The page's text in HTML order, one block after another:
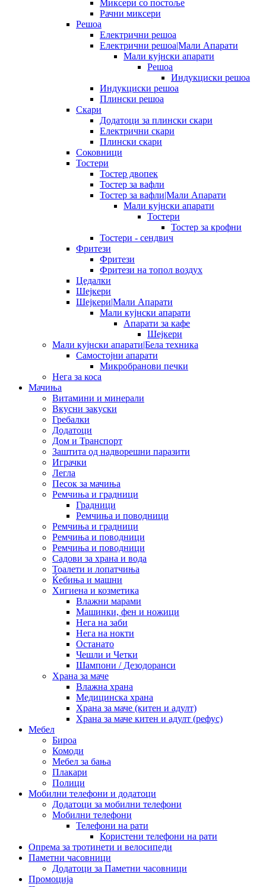
Миксери со постоље
Рачни миксери
Решоа
Електрични решоа
Електрични решоа|Мали Апарати
Мали кујнски апарати
Решоа
Индукциски решоа
Индукциски решоа
Плински решоа
Скари
Додатоци за плински скари
Електрични скари
Плински скари
Соковници
Тостери
Тостер двопек
Тостер за вафли
Тостер за вафли|Мали Апарати
Мали кујнски апарати
Тостери
Тостер за крофни
Тостери - сендвич
Фритези
Фритези
Фритези на топол воздух
Цедалки
Шејкери
Шејкери|Мали Апарати
Мали кујнски апарати
Апарати за кафе
Шејкери
Мали кујнски апарати|Бела техника
Самостојни апарати
Микробранови печки
Нега за коса
Мачиња
Витамини и минерали
Вкусни закуски
Гребалки
Додатоци
Дом и Транспорт
Заштита од надворешни паразити
Играчки
Легла
Песок за мачиња
Ремчиња и градници
Градници
Ремчиња и поводници
Ремчиња и градници
Ремчиња и поводници
Ремчиња и поводници
Садови за храна и вода
Тоалети и лопатчиња
Ќебиња и машни
Хигиена и козметика
Влажни марами
Машинки, фен и ножици
Нега на заби
Нега на нокти
Останато
Чешли и Четки
Шампони / Дезодоранси
Храна за маче
Влажна храна
Медицинска храна
Храна за маче (китен и адулт)
Храна за маче китен и адулт (рефус)
Мебел
Бироа
Комоди
Мебел за бања
Плакари
Полици
Мобилни телефони и додатоци
Додатоци за мобилни телефони
Мобилни телефони
Телефони на рати
Користени телефони на рати
Опрема за тротинети и велосипеди
Паметни часовници
Додатоци за Паметни часовници
Промоција